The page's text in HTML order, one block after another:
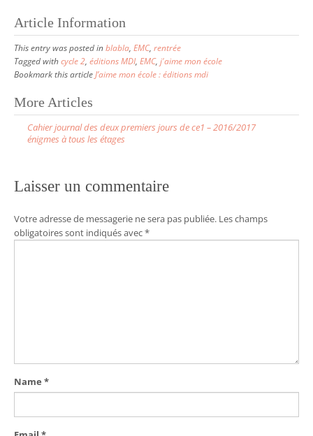
Article Information
This entry was posted inblabla, EMC, rentrée
Tagged withcycle 2, éditions MDI, EMC, j'aime mon école
Bookmark this articleJ’aime mon école : éditions mdi
P
t
n
a
v
More Articles
Cahier journal des deux premiers jours de ce1 – 2016/2017
énigmes à tous les étages
Laisser un commentaire
Votre adresse de messagerie ne sera pas publiée. Les champs
obligatoires sont indiqués avec*
Name *